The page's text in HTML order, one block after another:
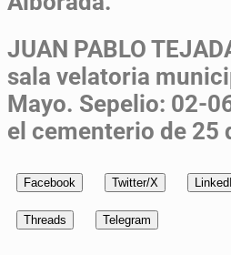
JUAN PABLO
sala velatoria
Mayo. Sepelio: 02-
el cementerio de 25
Facebook Twitter/X
Threads Telegram